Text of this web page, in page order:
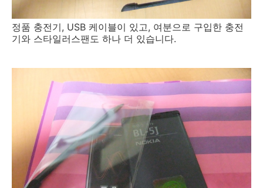
정품 충전기, USB 케이블이 있고, 여분으로 구입한 충전
기와 스타일러스팬도 하나 더 있습니다.